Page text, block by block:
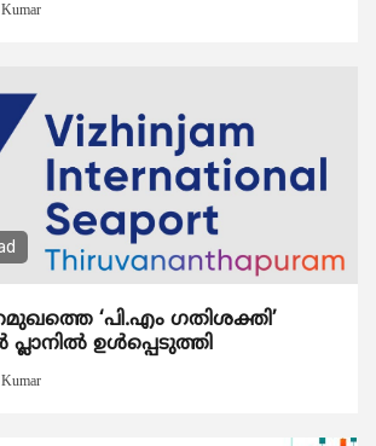
Kumar
‘പി.എം ഗതിശക്തി’
പ്ലാനിൽ ഉൾപ്പെടുത്തി
Kumar